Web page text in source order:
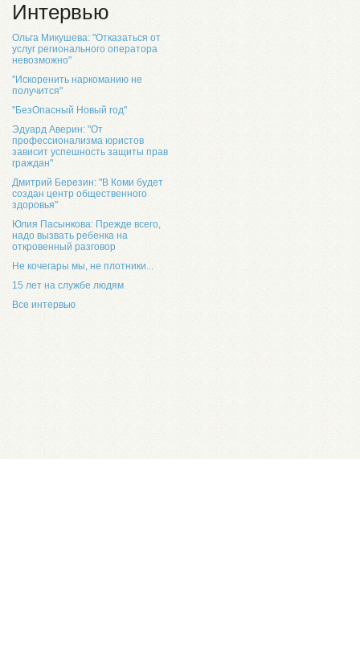
Интервью
Ольга Микушева: "Отказаться от
услуг регионального оператора
невозможно"
"Искоренить наркоманию не
получится"
"БезОпасный Новый год"
Эдуард Аверин: "От
профессионализма юристов
зависит успешность защиты прав
граждан"
Дмитрий Березин: "В Коми будет
создан центр общественного
здоровья"
Юлия Пасынкова: Прежде всего,
надо вызвать ребенка на
откровенный разговор
Не кочегары мы, не плотники...
15 лет на службе людям
Все интервью